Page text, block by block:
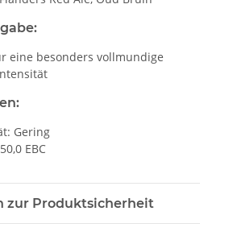
eine besonders vollmundige
Gering
EBC
zur Produktsicherheit